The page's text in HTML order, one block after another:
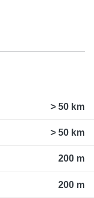
> 50 km
> 50 km
200 m
200 m